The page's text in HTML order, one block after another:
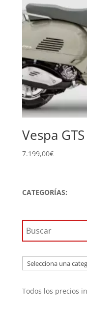
Vespa
7.199,00€
CATEGORÍAS:
Selecciona
una
Todos los precios